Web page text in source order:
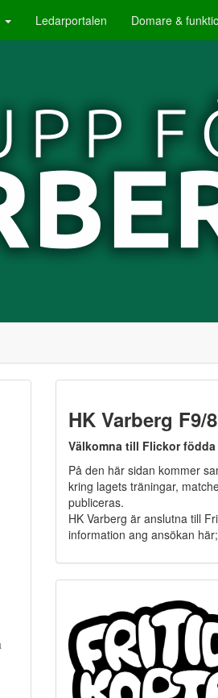
Ledarportalen Domare &
HK Varberg F9/8
Välkomna till Flickor födda
På den här sidan kommer
kring lagets träningar,
publiceras.
HK Varberg är anslutna till
information ang ansökan här;